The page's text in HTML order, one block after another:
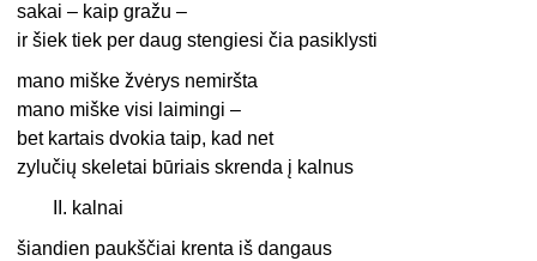
sakai – kaip gražu –
ir šiek tiek per daug stengiesi čia pasiklysti
mano miške žvėrys nemiršta
mano miške visi laimingi –
bet kartais dvokia taip, kad net
zylučių skeletai būriais skrenda į kalnus
II. kalnai
šiandien paukščiai krenta iš dangaus